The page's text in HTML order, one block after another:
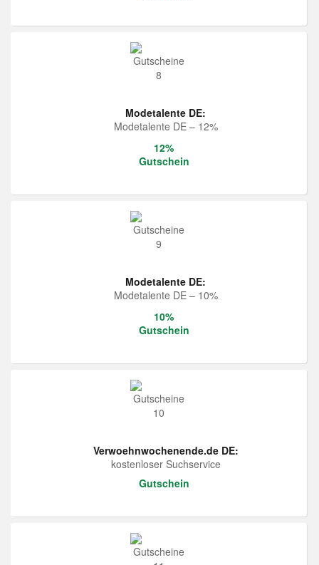
Modetalente DE:
Modetalente DE – 12%
12%
Gutschein
Modetalente DE:
Modetalente DE – 10%
10%
Gutschein
Verwoehnwochenende.de DE:
kostenloser Suchservice
Gutschein